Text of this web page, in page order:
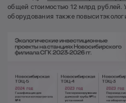
общей стоимостью 12 млрд рублей.
оборудования также